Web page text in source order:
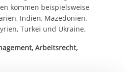
kommen beispielsweise
Indien, Mazedonien,
Türkei und Ukraine.
Arbeitsrecht,